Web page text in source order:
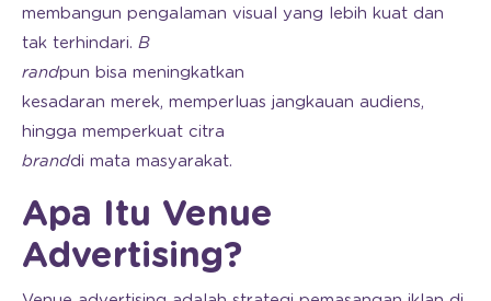
membangun pengalaman visual yang lebih kuat dan
tak terhindari. B
randpun bisa meningkatkan
kesadaran merek, memperluas jangkauan audiens,
hingga memperkuat citra
branddi mata masyarakat.
Apa Itu Venue
Advertising?